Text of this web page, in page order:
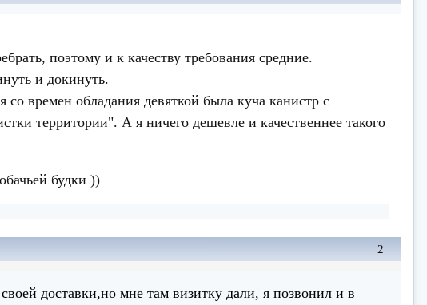
поэтому и к качеству требования средние.
и докинуть.
времен обладания девяткой была куча канистр с
территории". А я ничего дешевле и качественнее такого
будки ))
2
доставки,но мне там визитку дали, я позвонил и в